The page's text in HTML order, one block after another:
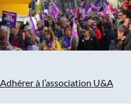
Adhérer à l’association U&A